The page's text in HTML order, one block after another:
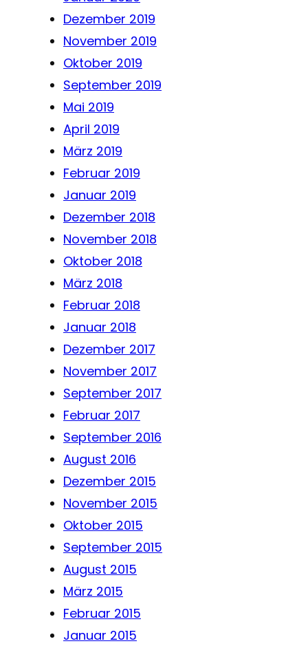
Dezember 2019
November 2019
Oktober 2019
September 2019
Mai 2019
April 2019
März 2019
Februar 2019
Januar 2019
Dezember 2018
November 2018
Oktober 2018
März 2018
Februar 2018
Januar 2018
Dezember 2017
November 2017
September 2017
Februar 2017
September 2016
August 2016
Dezember 2015
November 2015
Oktober 2015
September 2015
August 2015
März 2015
Februar 2015
Januar 2015